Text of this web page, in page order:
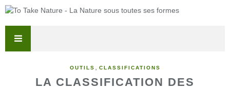
OUTILS CLASSIFICATIONS
LA CLASSIFICATION DES